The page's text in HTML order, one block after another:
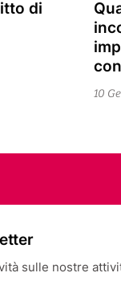
di
10
20
sulle nostre